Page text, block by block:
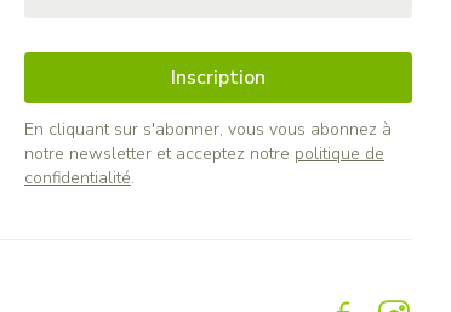
Inscription
En cliquant sur s'abonner, vous vous abonnez à
notre newsletter et acceptez notre politique de
confidentialité.